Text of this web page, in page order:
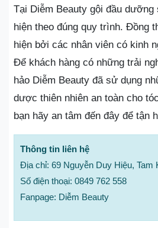
Tại Diễm Beauty gội đầu
hiện theo đúng quy trình. Đồng
hiện bởi các nhân viên có kinh
Để khách hàng có những trải
hảo Diễm Beauty đã sử dụng
dược thiên nhiên an toàn cho
bạn hãy an tâm đến đây để tận
Thông tin liên hệ
Địa chỉ: 69 Nguyễn Duy Hiệu, Tam
Số điện thoại: 0849 762 558
Fanpage: Diễm Beauty